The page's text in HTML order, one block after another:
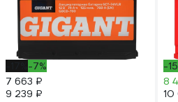
-7%
7 663 ₽
9 239 ₽
-
8
10